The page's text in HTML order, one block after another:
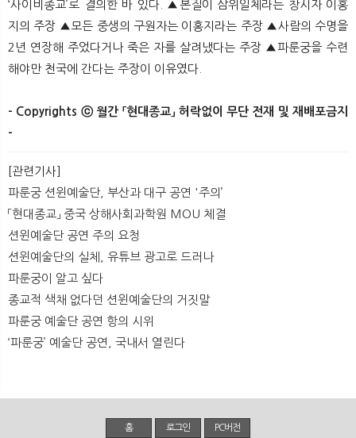
‘사이비종교’로 결의한 바 있다. ▲본질이 삼위일체라는 창시자 이홍
지의 주장 ▲모든 중생의 구원자는 이홍지라는 주장 ▲사람의 수명을
2년 연장해 주었다거나 죽은 자를 살려냈다는 주장 ▲파룬궁을 수련
해야만 천국에 간다는 주장이 이유였다.
- Copyrights ⓒ 월간 「현대종교」 허락없이 무단 전재 및 재배포금지
-​
[관련기사]
파룬궁 션윈예술단, 부산과 대구 공연 '주의’
「현대종교」 중국 상해사회과학원 MOU 체결
션윈예술단 공연 주의 요청
션윈예술단의 실체, 유튜브 광고로 드러나
파룬궁이 알고 싶다
종교적 색채 없다던 션윈예술단의 거짓말
파룬궁 예술단 공연 항의 시위
‘파룬궁’ 예술단 공연, 국내서 열린다
홈 로그인 PC버전